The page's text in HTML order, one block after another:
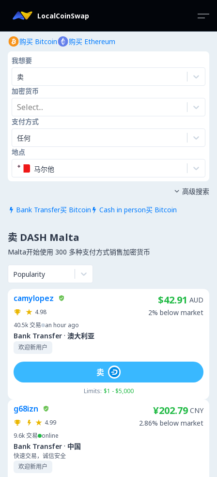
LocalCoinSwap
购买 Bitcoin 购买 Ethereum
我想要
卖
加密货币
Select...
支付方式
任何
地点
马尔他
 Bank Transfer买 Bitcoin  Cash in person买 Bitcoin
 高级搜索
卖 DASH Malta
Malta开始使用 300 多种支付方式销售加密货币
Popularity
camylopez
4.98
40.5k交易 an hour ago
Bank Transfer · 澳大利亚
欢迎新用户
$42.91 AUD
2% below market
Limits: $1 - $5,000
卖
g68izn
4.99
9.6k交易 online
Bank Transfer · 中国
快速交易，诚信安全
欢迎新用户
¥202.79 CNY
2.86% below market